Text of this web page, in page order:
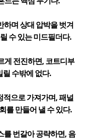
하며 상대 압박을 벗겨
수 있는 미드필더다.
게 전진하면, 코트디부
수밖에 없다.
적으로 가져가며, 패널
를 만들어 낼 수 있다.
를 번갈아 공략하면, 음